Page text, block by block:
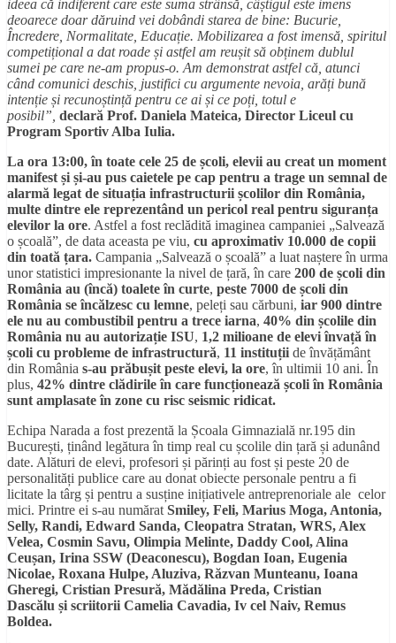
ideea că indiferent care este suma strânsă, câștigul este imens
deoarece doar dăruind vei dobândi starea de bine: Bucurie,
Încredere, Normalitate, Educație. Mobilizarea a fost imensă, spiritul
competițional a dat roade și astfel am reușit să obținem dublul
sumei pe care ne-am propus-o. Am demonstrat astfel că, atunci
când comunici deschis, justifici cu argumente nevoia, arăți bună
intenție și recunoștință pentru ce ai și ce poți, totul e
posibil”, declară Prof. Daniela Mateica, Director Liceul cu
Program Sportiv Alba Iulia.
La ora 13:00, în toate cele 25 de școli, elevii au creat un moment
manifest și și-au pus caietele pe cap pentru a trage un semnal de
alarmă legat de situația infrastructurii școlilor din România,
multe dintre ele reprezentând un pericol real pentru siguranța
elevilor la ore. Astfel a fost reclădită imaginea campaniei „Salvează
o școală”, de data aceasta pe viu, cu aproximativ 10.000 de copii
din toată țara. Campania „Salvează o școală” a luat naștere în urma
unor statistici impresionante la nivel de țară, în care 200 de școli din
România au (încă) toalete în curte, peste 7000 de școli din
România se încălzesc cu lemne, peleți sau cărbuni, iar 900 dintre
ele nu au combustibil pentru a trece iarna, 40% din școlile din
România nu au autorizație ISU, 1,2 milioane de elevi învață în
școli cu probleme de infrastructură, 11 instituții de învățământ
din România s-au prăbușit peste elevi, la ore, în ultimii 10 ani. În
plus, 42% dintre clădirile în care funcționează școli în România
sunt amplasate în zone cu risc seismic ridicat.
Echipa Narada a fost prezentă la Școala Gimnazială nr.195 din
București, ținând legătura în timp real cu școlile din țară și adunând
date. Alături de elevi, profesori și părinți au fost și peste 20 de
personalități publice care au donat obiecte personale pentru a fi
licitate la târg și pentru a susține inițiativele antreprenoriale ale celor
mici. Printre ei s-au numărat Smiley, Feli, Marius Moga, Antonia,
Selly, Randi, Edward Sanda, Cleopatra Stratan, WRS, Alex
Velea, Cosmin Savu, Olimpia Melinte, Daddy Cool, Alina
Ceușan, Irina SSW (Deaconescu), Bogdan Ioan, Eugenia
Nicolae, Roxana Hulpe, Aluziva, Răzvan Munteanu, Ioana
Gheregi, Cristian Presură, Mădălina Preda, Cristian
Dascălu și scriitorii Camelia Cavadia, Iv cel Naiv, Remus
Boldea.